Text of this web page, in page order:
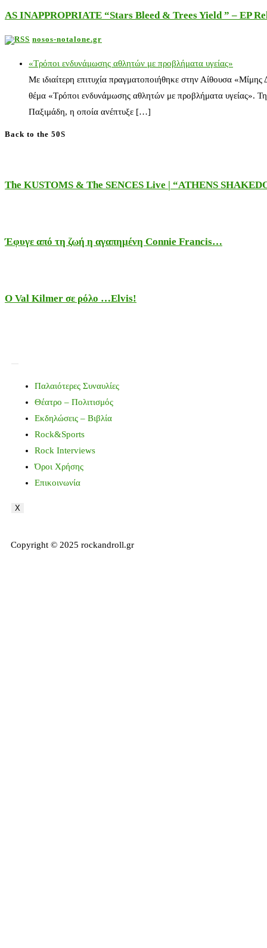
AS INAPPROPRIATE “Stars Bleed & Trees Yield ” – EP
nosos-notalone.gr
«Τρόποι ενδυνάμωσης αθλητών με προβλήματα υγείας»
Με ιδιαίτερη επιτυχία πραγματοποιήθηκε στην Αίθουσα
θέμα «Τρόποι ενδυνάμωσης αθλητών με προβλήματα υγείας».
Παξιμάδη, η οποία ανέπτυξε […]
Back to the 50S
The KUSTOMS & The SENCES Live | “ATHENS
Έφυγε από τη ζωή η αγαπημένη Connie Francis…
Ο Val Kilmer σε ρόλο …Elvis!
Παλαιότερες Συναυλίες
Θέατρο – Πολιτισμός
Εκδηλώσεις – Βιβλία
Rock&Sports
Rock Interviews
Όροι Χρήσης
Επικοινωνία
X
Copyright © 2025 rockandroll.gr